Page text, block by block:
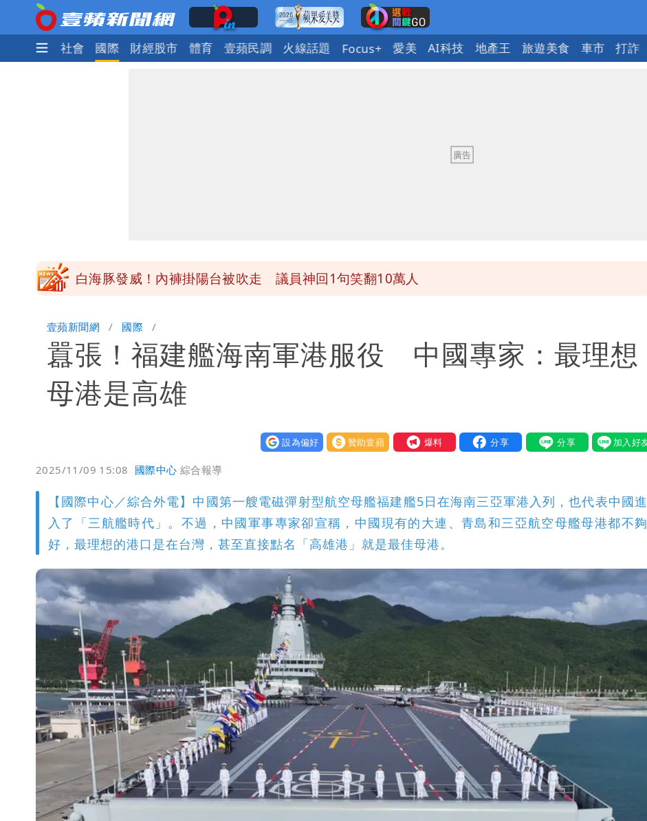
政治 社會 國際 財經股市 體育 壹蘋民調 火線話題 Focus+ 愛美 AI科技 地產王 旅遊美食 車市 打詐
白海豚發威！內褲掛陽台被吹走 議員神回1句笑翻10萬人
民間採購BNT源頭 鄭運鵬：有群人故意「洗腦台灣人兩觀念」
「琵鷺」颱風生成！三颱共舞路徑曝光
壹蘋新聞網 國際
囂張！福建艦海南軍港服役 中國專家：最理想
母港是高雄
設為偏好 贊助壹蘋 我要爆料
2025/11/09 15:08 國際中心 綜合報導
【國際中心／綜合外電】中國第一艘電磁彈射型航空母艦福建艦5日在海南三亞軍港入列，也代表中國進
入了「三航艦時代」。不過，中國軍事專家卻宣稱，中國現有的大連、青島和三亞航空母艦母港都不夠
好，最理想的港口是在台灣，甚至直接點名「高雄港」就是最佳母港。